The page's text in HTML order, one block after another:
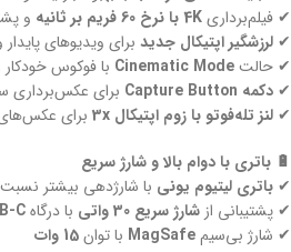
✔ فیلم‌برداری4K با نرخ 60 فریم بر ثانیه و
✔ لرزشگیر اپتیکال جدید برای ویدیوهای
✔ حالتCinematic Mode با فوکوس
✔ دکمه Capture Button
برای عکس‌برداری
✔ لنز تله‌فوتو با زوم اپتیکال 3x
برای عکس‌های
🔋 باتری با دوام بالا و شارژ سریع
✔ باتری لیتیوم یونی با شارژدهی بیشتر
✔ پشتیبانی از شارژ سریع 30 واتی با درگاهC
✔ شارژ بی‌سیمMagSafe با توان15 وات